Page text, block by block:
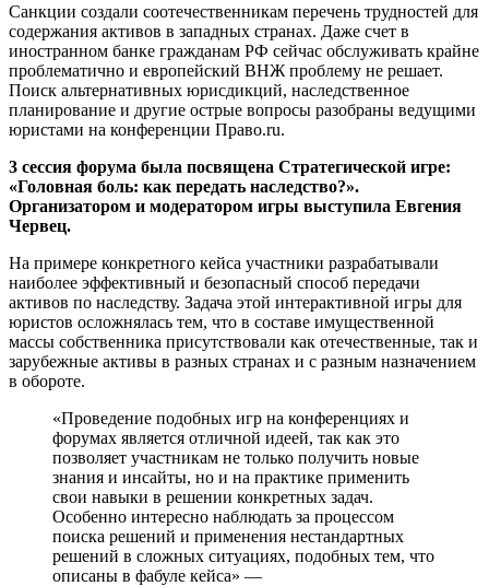
Санкции создали соотечественникам перечень трудностей для
содержания активов в западных странах. Даже счет в
иностранном банке гражданам РФ сейчас обслуживать крайне
проблематично и европейский ВНЖ проблему не решает.
Поиск альтернативных юрисдикций, наследственное
планирование и другие острые вопросы разобраны ведущими
юристами на конференции Право.ru.
3 сессия форума была посвящена Стратегической игре:
«Головная боль: как передать наследство?».
Организатором и модератором игры выступила Евгения
Червец.
На примере конкретного кейса участники разрабатывали
наиболее эффективный и безопасный способ передачи
активов по наследству. Задача этой интерактивной игры для
юристов осложнялась тем, что в составе имущественной
массы собственника присутствовали как отечественные, так и
зарубежные активы в разных странах и с разным назначением
в обороте.
«Проведение подобных игр на конференциях и
форумах является отличной идеей, так как это
позволяет участникам не только получить новые
знания и инсайты, но и на практике применить
свои навыки в решении конкретных задач.
Особенно интересно наблюдать за процессом
поиска решений и применения нестандартных
решений в сложных ситуациях, подобных тем, что
описаны в фабуле кейса» —